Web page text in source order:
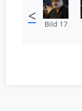
< Bild 17